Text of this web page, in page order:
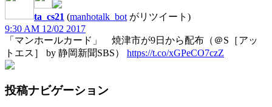
ta_cs21 (manhotalk_bot がリツイート)
9:30 AM 12/02 2017
「マンホールカード」 焼津市が9日から配布（＠S［アッ
トエス］ by 静岡新聞SBS） https://t.co/xGPeCO7czZ
投稿ナビゲーション